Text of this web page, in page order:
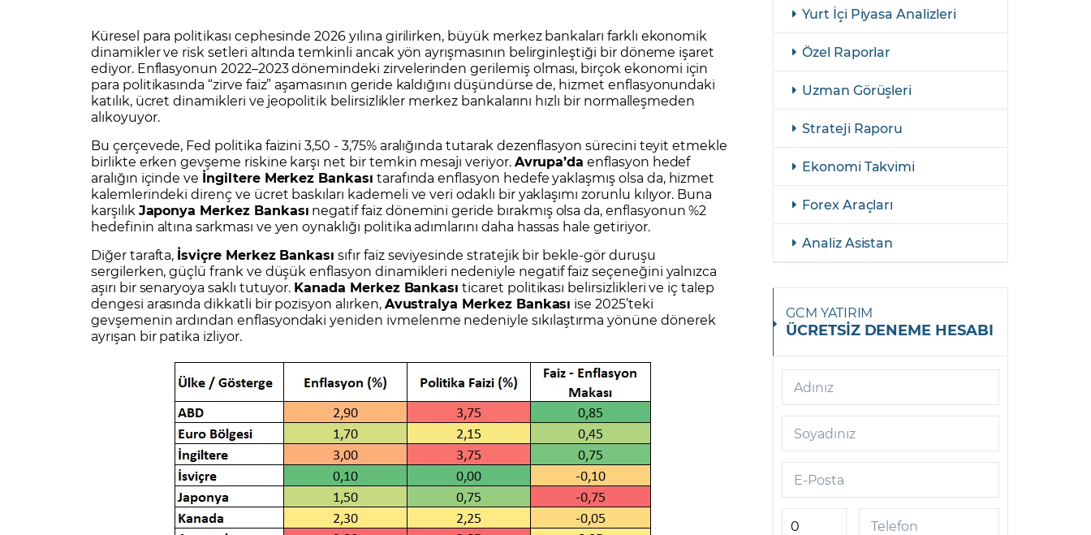
Yasal Bildirimler
Borsa Nedir Model Portföy Sorularla Borsa Borsa İşlem Koşulları Canlı Fiyat
GCM Trader Eğitim Videoları GCM MT4 Eğitim Videoları GCM MT5 Eğitim Videoları GCM Borsa Trader Eğitim Videoları
Sorularla Borsa Finans Sözlüğü Eğitim Kitapları Finansal Okur Yazarlık
Yurt Dışı Bilanço Takvimi Yurt İçi Bilanço Takvimi Ekonomik Takvim Analiz Asistan
Yasal Bildirimler Para Güvenliği ve Transferi Sıkça Sorulan Sorular Site Haritası
Küresel para politikası cephesinde 2026 yılına girilirken, büyük merkez bankaları farklı ekonomik
dinamikler ve risk setleri altında temkinli ancak yön ayrışmasının belirginleştiği bir döneme işaret
ediyor. Enflasyonun 2022–2023 dönemindeki zirvelerinden gerilemiş olması, birçok ekonomi için
para politikasında “zirve faiz” aşamasının geride kaldığını düşündürse de, hizmet enflasyonundaki
katılık, ücret dinamikleri ve jeopolitik belirsizlikler merkez bankalarını hızlı bir normalleşmeden
alıkoyuyor.
Bu çerçevede, Fed politika faizini 3,50 - 3,75% aralığında tutarak dezenflasyon sürecini teyit etmekle
birlikte erken gevşeme riskine karşı net bir temkin mesajı veriyor.Avrupa’da enflasyon hedef
aralığın içinde ve İngiltere Merkez Bankası tarafında enflasyon hedefe yaklaşmış olsa da, hizmet
kalemlerindeki direnç ve ücret baskıları kademeli ve veri odaklı bir yaklaşımı zorunlu kılıyor. Buna
karşılık Japonya Merkez Bankası negatif faiz dönemini geride bırakmış olsa da, enflasyonun %2
hedefinin altına sarkması ve yen oynaklığı politika adımlarını daha hassas hale getiriyor.
Diğer tarafta, İsviçre Merkez Bankası sıfır faiz seviyesinde stratejik bir bekle-gör duruşu
sergilerken, güçlü frank ve düşük enflasyon dinamikleri nedeniyle negatif faiz seçeneğini yalnızca
aşırı bir senaryoya saklı tutuyor. Kanada Merkez Bankası ticaret politikası belirsizlikleri ve iç talep
dengesi arasında dikkatli bir pozisyon alırken,Avustralya Merkez Bankası ise 2025’teki
gevşemenin ardından enflasyondaki yeniden ivmelenme nedeniyle sıkılaştırma yönüne dönerek
ayrışan bir patika izliyor.
Yurt İçi Piyasa Analizleri
Özel Raporlar
Uzman Görüşleri
Strateji Raporu
Ekonomi Takvimi
Forex Araçları
Analiz Asistan
GCM YATIRIM
ÜCRETSİZ DENEME HESABI
Adınız
Soyadınız
E-Posta
Telefon